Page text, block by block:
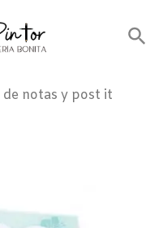
de notas y post it